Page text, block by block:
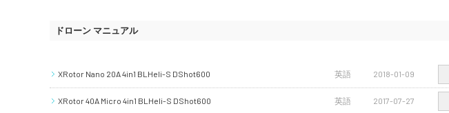
ドローン マニュアル
XRotor Nano 20A 4in1 BLHeli-S DShot600 英語 2018-01-09
XRotor 40A Micro 4in1 BLHeli-S DShot600 英語 2017-07-27